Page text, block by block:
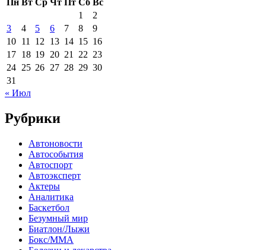
1
2
3
4 5 6 7 8
9
10 11 12 13 14 15 16
17 18 19 20 21 22 23
24 25 26 27 28 29 30
31
« Июл
Рубрики
Автоновости
Автособытия
Автоспорт
Автоэксперт
Актеры
Аналитика
Баскетбол
Безумный мир
Биатлон/Лыжи
Бокс/MMA